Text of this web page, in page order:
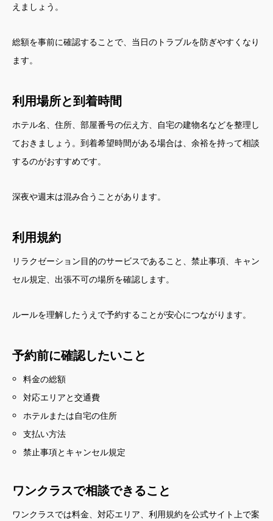
えましょう。
総額を事前に確認することで、当日のトラブルを防ぎやすくなり
ます。
利用場所と到着時間
ホテル名、住所、部屋番号の伝え方、自宅の建物名などを整理し
ておきましょう。到着希望時間がある場合は、余裕を持って相談
するのがおすすめです。
深夜や週末は混み合うことがあります。
利用規約
リラクゼーション目的のサービスであること、禁止事項、キャン
セル規定、出張不可の場所を確認します。
ルールを理解したうえで予約することが安心につながります。
予約前に確認したいこと
料金の総額
対応エリアと交通費
ホテルまたは自宅の住所
支払い方法
禁止事項とキャンセル規定
ワンクラスで相談できること
ワンクラスでは料金、対応エリア、利用規約を公式サイト上で案